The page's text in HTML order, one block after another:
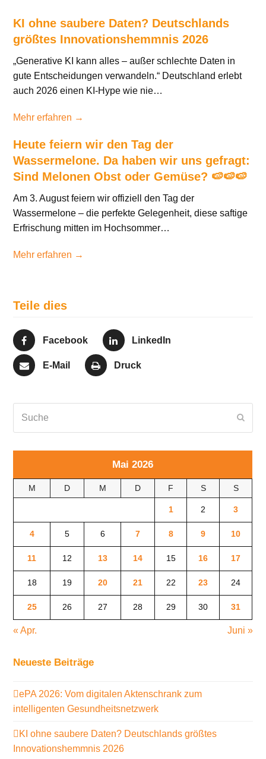
KI ohne saubere Daten? Deutschlands
größtes Innovationshemmnis 2026
„Generative KI kann alles – außer schlechte Daten in
gute Entscheidungen verwandeln.“ Deutschland erlebt
auch 2026 einen KI-Hype wie nie…
Mehr erfahren →
Heute feiern wir den Tag der
Wassermelone. Da haben wir uns gefragt:
Sind Melonen Obst oder Gemüse? 🍉🍉🍉
Am 3. August feiern wir offiziell den Tag der
Wassermelone – die perfekte Gelegenheit, diese saftige
Erfrischung mitten im Hochsommer…
Mehr erfahren →
Teile dies
Facebook LinkedIn
E-Mail Druck
Mai 2026
M D M D F S S
1 2 3
4 5 6 7 8 9 10
11 12 13 14 15 16 17
18 19 20 21 22 23 24
25 26 27 28 29 30 31
« Apr. Juni »
Neueste Beiträge
ePA 2026: Vom digitalen Aktenschrank zum
intelligenten Gesundheitsnetzwerk
KI ohne saubere Daten? Deutschlands größtes
Innovationshemmnis 2026